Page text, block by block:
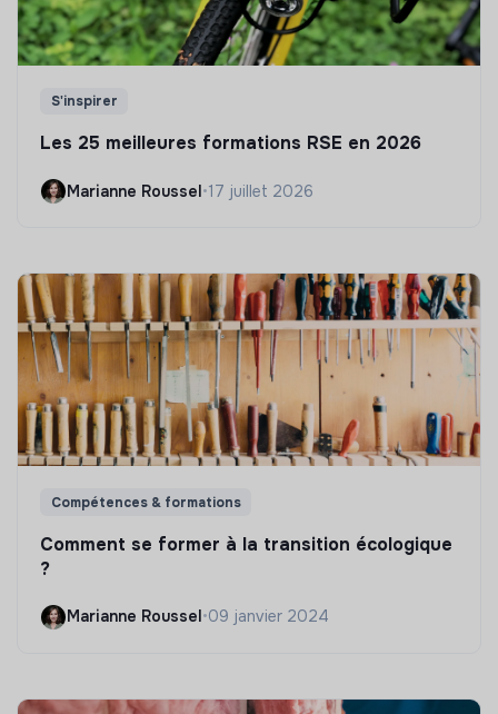
S'inspirer
Les 25 meilleures formations RSE en 2026
Marianne Roussel•17 juillet 2026
Compétences & formations
Comment se former à la transition écologique
?
Marianne Roussel •09 janvier 2024